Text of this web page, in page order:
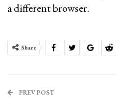
a different browser.
Share
PREV POST